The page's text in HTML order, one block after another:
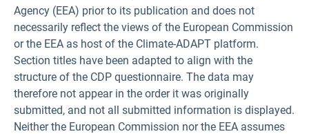
Agency (EEA) prior to its publication and does not
necessarily reflect the views of the European Commission
or the EEA as host of the Climate-ADAPT platform.
Section titles have been adapted to align with the
structure of the CDP questionnaire. The data may
therefore not appear in the order it was originally
submitted, and not all submitted information is displayed.
Neither the European Commission nor the EEA assumes